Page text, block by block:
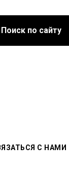
Поиск по сайту
С НАМИ